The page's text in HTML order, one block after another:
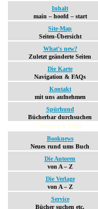
Inhalt
main – hoofd – start
Site-Map
Seiten-Übersicht
What's new?
Zuletzt geänderte Seiten
Die Karte
Navigation & FAQs
Kontakt
mit uns aufnehmen
Spürhund
Bücherbar durchsuchen
Termine & Infos
Booknews
Neues rund ums Buch
Die Autoren
von A – Z
Die Verlage
von A – Z
Service
Bücher suchen etc.